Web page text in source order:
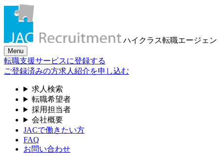
ハイクラス転職エージェン
Menu
転職支援サービスに登録する
ご登録済みの方求人紹介を申し込む
求人検索
転職希望者
採用担当者
会社概要
JACで働きたい方
FAQ
お問い合わせ